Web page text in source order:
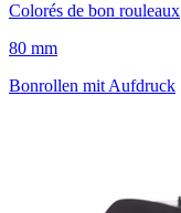
Colorés de bon rouleaux
80 mm
Bonrollen mit Aufdruck